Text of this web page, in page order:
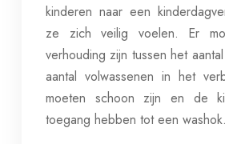
kinderen naar een
ze zich veilig voelen. Er
verhouding zijn tussen het
aantal volwassenen in het
moeten schoon zijn en de
toegang hebben tot een washok.